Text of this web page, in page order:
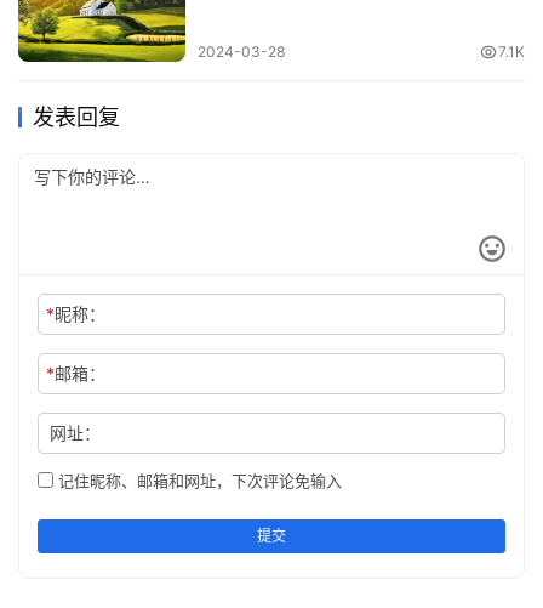
看懂一件事，你就长大了。
看淡一件事，你就放下了。
看明一件事，你就聪明了。
看好一件事，你就成功了。
看准一件事，你就给力了。
2024-03-28 7.1K
发表回复
*昵称：
*邮箱：
网址：
记住昵称、邮箱和网址，下次评论免输入
提交